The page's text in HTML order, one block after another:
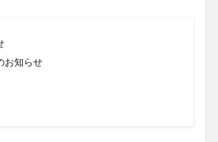
お知らせ